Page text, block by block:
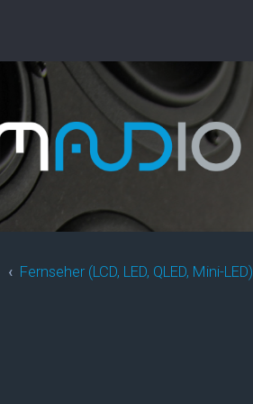
Fernseher (LCD, LED, QLED, Mini-LED)